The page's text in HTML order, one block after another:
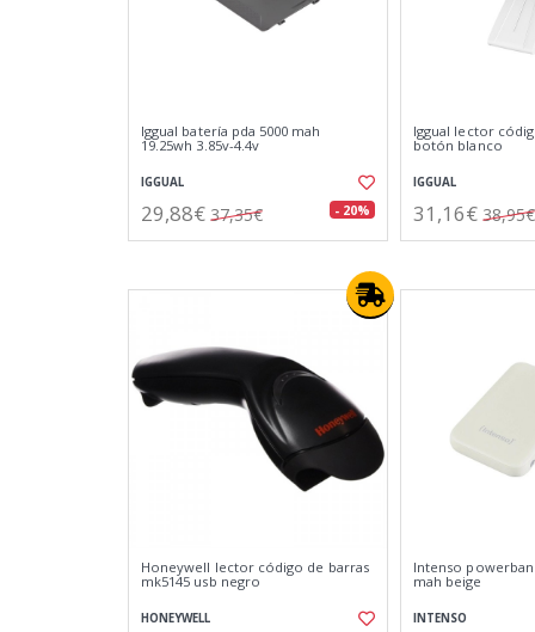
Iggual batería pda 5000 mah
19.25wh 3.85v-4.4v
IGGUAL
29,88€ 37,35€ - 20%
Iggual lector
botón blanco
IGGUAL
31,16€ 38,95€
Honeywell lector código de barras
mk5145 usb negro
HONEYWELL
Intenso
mah beige
INTENSO